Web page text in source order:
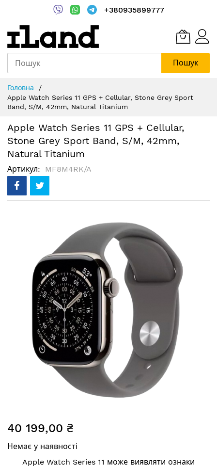
+380935899777
Пошук
Content
Головна
Apple Watch Series 11 GPS + Cellular, Stone Grey Sport
Band, S/M, 42mm, Natural Titanium
Apple Watch Series 11 GPS + Cellular,
Stone Grey Sport Band, S/M, 42mm,
Natural Titanium
Артикул MF8M4RK/A
зображень
до
галереї
зображень
40 199,00 ₴
Немає у наявності
Apple Watch Series 11 може виявляти ознаки